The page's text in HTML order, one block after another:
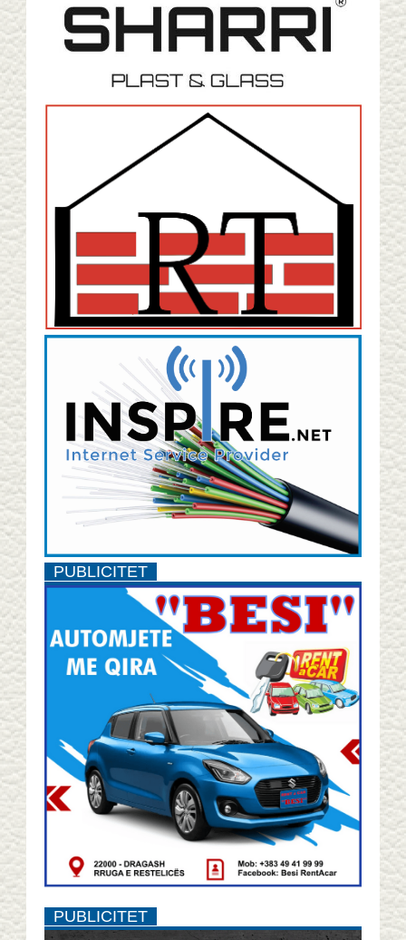
PUBLICITET
PUBLICITET